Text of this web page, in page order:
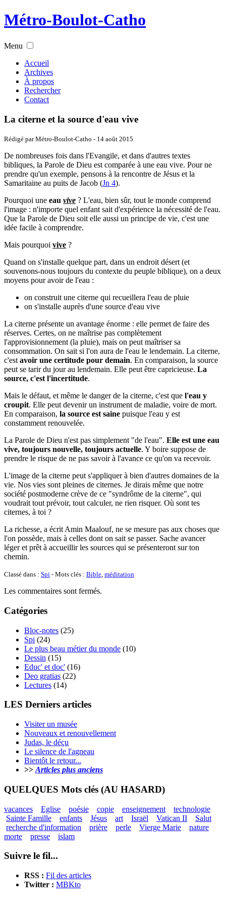
Métro-Boulot-Catho
Menu
Accueil
Archives
À propos
Rechercher
Contact
La citerne et la source d'eau vive
Rédigé par Métro-Boulot-Catho - 14 août 2015
De nombreuses fois dans l'Evangile, et dans d'autres textes
bibliques, la Parole de Dieu est comparée à une eau vive. Pour ne
prendre qu'un exemple, pensons à la rencontre de Jésus et la
Samaritaine au puits de Jacob (Jn 4).
Pourquoi une eau vive ? L'eau, bien sûr, tout le monde comprend
l'image : n'importe quel enfant sait d'expérience la nécessité de l'eau.
Que la Parole de Dieu soit elle aussi un principe de vie, c'est une
idée facile à comprendre.
Mais pourquoi vive ?
Quand on s'installe quelque part, dans un endroit désert (et
souvenons-nous toujours du contexte du peuple biblique), on a deux
moyens pour avoir de l'eau :
on construit une citerne qui recueillera l'eau de pluie
on s'installe auprès d'une source d'eau vive
La citerne présente un avantage énorme : elle permet de faire des
réserves. Certes, on ne maîtrise pas complètement
l'approvisionnement (la pluie), mais on peut maîtriser sa
consommation. On sait si l'on aura de l'eau le lendemain. La citerne,
c'est avoir une certitude pour demain. En comparaison, la source
peut se tarir du jour au lendemain. Elle peut être capricieuse. La
source, c'est l'incertitude.
Mais le défaut, et même le danger de la citerne, c'est que l'eau y
croupit. Elle peut devenir un instrument de maladie, voire de mort.
En comparaison, la source est saine puisque l'eau y est
constamment renouvelée.
La Parole de Dieu n'est pas simplement "de l'eau". Elle est une eau
vive, toujours nouvelle, toujours actuelle. Y boire suppose de
prendre le risque de ne pas savoir à l'avance ce qu'on va recevoir.
L'image de la citerne peut s'appliquer à bien d'autres domaines de la
vie. Nos vies sont pleines de citernes. Je dirais même que notre
société postmoderne crève de ce "syndrôme de la citerne", qui
voudrait tout prévoir, tout calculer, ne rien risquer. Où sont tes
citernes, à toi ?
La richesse, a écrit Amin Maalouf, ne se mesure pas aux choses que
l'on possède, mais à celles dont on sait se passer. Sache avancer
léger et prêt à accueillir les sources qui se présenteront sur ton
chemin.
Classé dans : Spi - Mots clés : Bible, méditation
Les commentaires sont fermés.
Catégories
Bloc-notes (25)
Spi (24)
Le plus beau métier du monde (10)
Dessin (15)
Educ' et doc' (16)
Deo gratias (22)
Lectures (14)
LES Derniers articles
Visiter un musée
Nouveaux et renouvellement
Judas, le déçu
Le silence de l'agneau
Bientôt le retour...
>> Articles plus anciens
QUELQUES Mots clés (AU HASARD)
vacances Eglise poésie copie enseignement
technologie
Sainte Famille
enfants Jésus art Israël Vatican II
Salut
recherche d'information
prière perle Vierge Marie
nature
morte
presse islam
Suivre le fil...
RSS : Fil des articles
Twitter : MBKto